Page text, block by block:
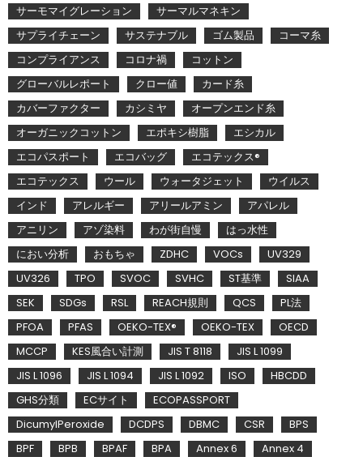
サーモマイグレーション
サーマルマネキン
サプライチェーン
サステナブル ゴム製品
コーマ糸
コンプライアンス
コロナ禍
コットン
グローバルレポート
クロー値
カード糸
カバーファクター
カシミヤ
オープンエンド糸
オーガニックコットン
エポキシ樹脂
エシカル
エコパスポート
エコバッグ
エコテックス®
エコテックス
ウール ウォータジェット
ウイルス
インド
アレルギー アリールアミン
アパレル
アニリン
アゾ染料 わが街自慢
はっ水性
におい分析
おもちゃ ZDHC VOCs
UV329
UV326
TPO SVOC SVHC ST基準
SIAA
SEK
SDGs RSL REACH規則 QCS
PL法
PFOA
PFAS OEKO-TEX® OEKO-TEX
OECD
MCCP
KES風合い計測 JIS T 8118
JIS L 1099
JIS L 1096
JIS L 1094 JIS L 1092 ISO
HBCDD
GHS分類
ECサイト
ECOPASSPORT
DicumylPeroxide
DCDPS DBMC CSR
BPS
BPF
BPB BPAF BPA Annex 6 Annex 4